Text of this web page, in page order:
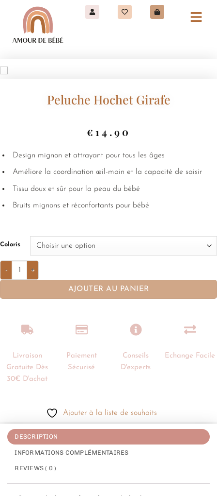
Peluche Hochet Girafe
€ 14.90
Design mignon et attrayant pour tous les âges
Améliore la coordination œil-main et la capacité de saisir
Tissu doux et sûr pour la peau du bébé
Bruits mignons et réconfortants pour bébé
Coloris
AJOUTER AU PANIER
Livraison
Gratuite Dès
30€ D'achat
Paiement
Sécurisé
Conseils
D'experts
Echange Facile
Ajouter à la liste de souhaits
DESCRIPTION
INFORMATIONS COMPLÉMENTAIRES
REVIEWS ( 0 )